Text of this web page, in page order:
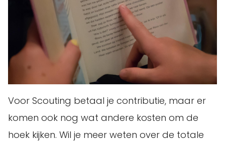
Voor Scouting betaal je contributie, maar er
komen ook nog wat andere kosten om de
hoek kijken. Wil je meer weten over de totale